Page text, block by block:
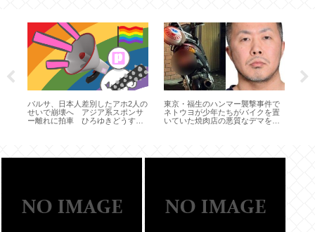
バルサ、日本人差別したアホ2人の
せいで崩壊へ アジア系スポンサ
ー離れに拍車 ひろゆきどうすん
東京・福生のハンマー襲撃事件で
ネトウヨが少年たちがバイクを置
いていた焼肉店の悪質なデマを拡